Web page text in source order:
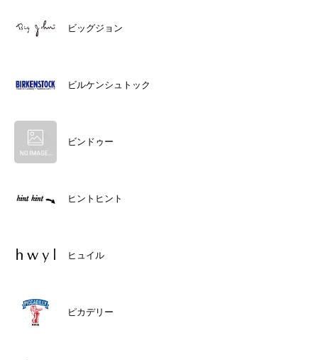
ビッグジョン
ビルケンシュトック
ビンドゥー
ヒントヒント
ヒュイル
ピカデリー